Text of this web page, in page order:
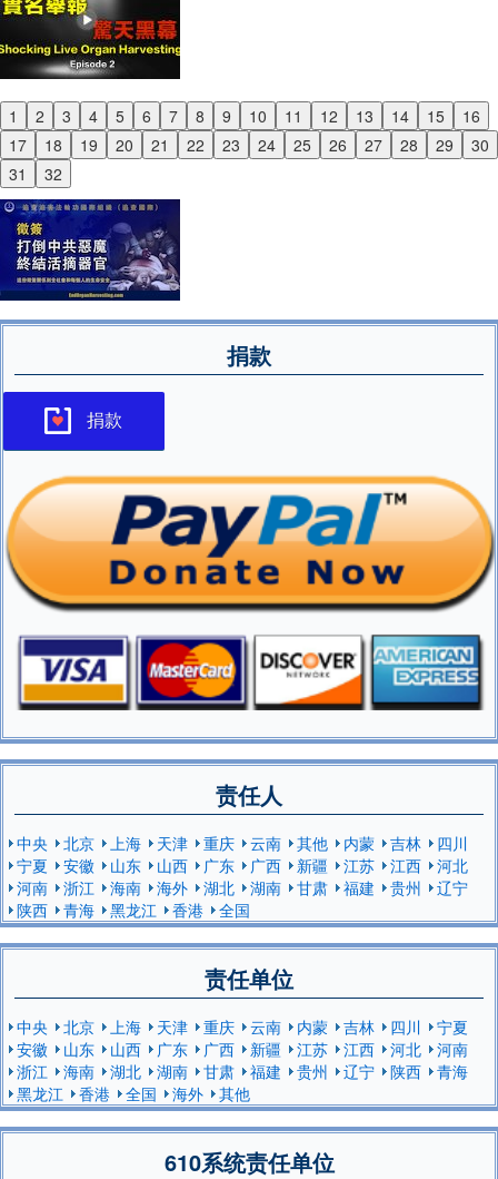
1 2 3 4 5 6 7 8 9 10 11 12 13 14 15
16
17
18 19 20 21 22 23 24 25 26 27 28 29
30
31
32
Previous
Next
捐款
捐款
责任人
中央 北京 上海 天津 重庆 云南 其他 内蒙 吉林
四川
宁夏
安徽 山东 山西 广东 广西 新疆 江苏 江西
河北
河南
浙江 海南 海外 湖北 湖南 甘肃 福建 贵州
辽宁
陕西
青海 黑龙江 香港 全国
责任单位
中央 北京 上海 天津 重庆 云南 内蒙 吉林 四川
宁夏
安徽
山东 山西 广东 广西 新疆 江苏 江西 河北
河南
浙江
海南 湖北 湖南 甘肃 福建 贵州 辽宁 陕西
青海
黑龙江
香港 全国 海外 其他
610系统责任单位